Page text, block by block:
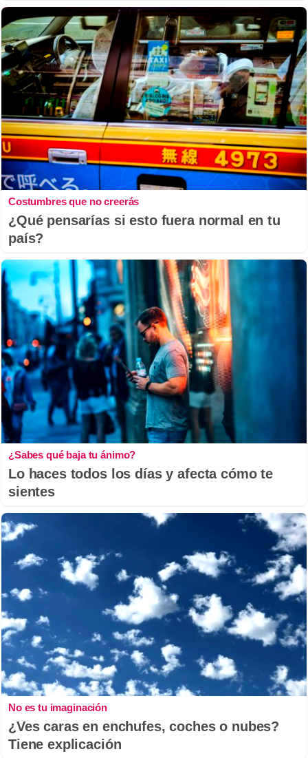
Costumbres que no creerás
¿Qué pensarías si esto fuera normal en tu
país?
¿Sabes qué baja tu ánimo?
Lo haces todos los días y afecta cómo te
sientes
No es tu imaginación
¿Ves caras en enchufes, coches o nubes?
Tiene explicación